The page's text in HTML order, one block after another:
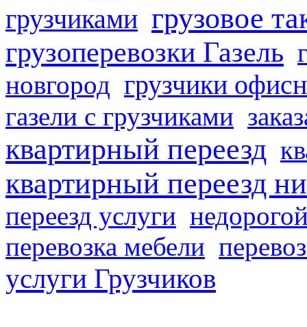
грузчиками грузовое
грузоперевозки Газель
новгород грузчики
газели с грузчиками
квартирный переезд
квартирный переезд
переезд услуги
перевозка мебели
услуги Грузчиков